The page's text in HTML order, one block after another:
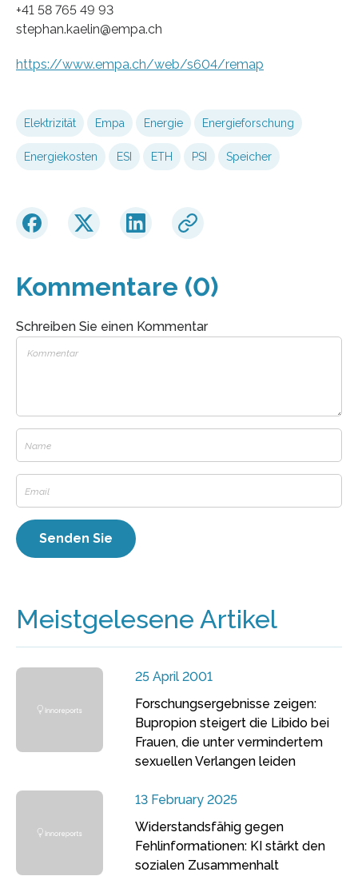
+41 58 765 49 93
stephan.kaelin@empa.ch
https://www.empa.ch/web/s604/remap
Elektrizität Empa Energie Energieforschung
Energiekosten ESI ETH PSI Speicher
Kommentare (0)
Schreiben Sie einen Kommentar
Meistgelesene Artikel
25 April 2001
Forschungsergebnisse zeigen:
Bupropion steigert die Libido bei
Frauen, die unter vermindertem
sexuellen Verlangen leiden
13 February 2025
Widerstandsfähig gegen
Fehlinformationen: KI stärkt den
sozialen Zusammenhalt